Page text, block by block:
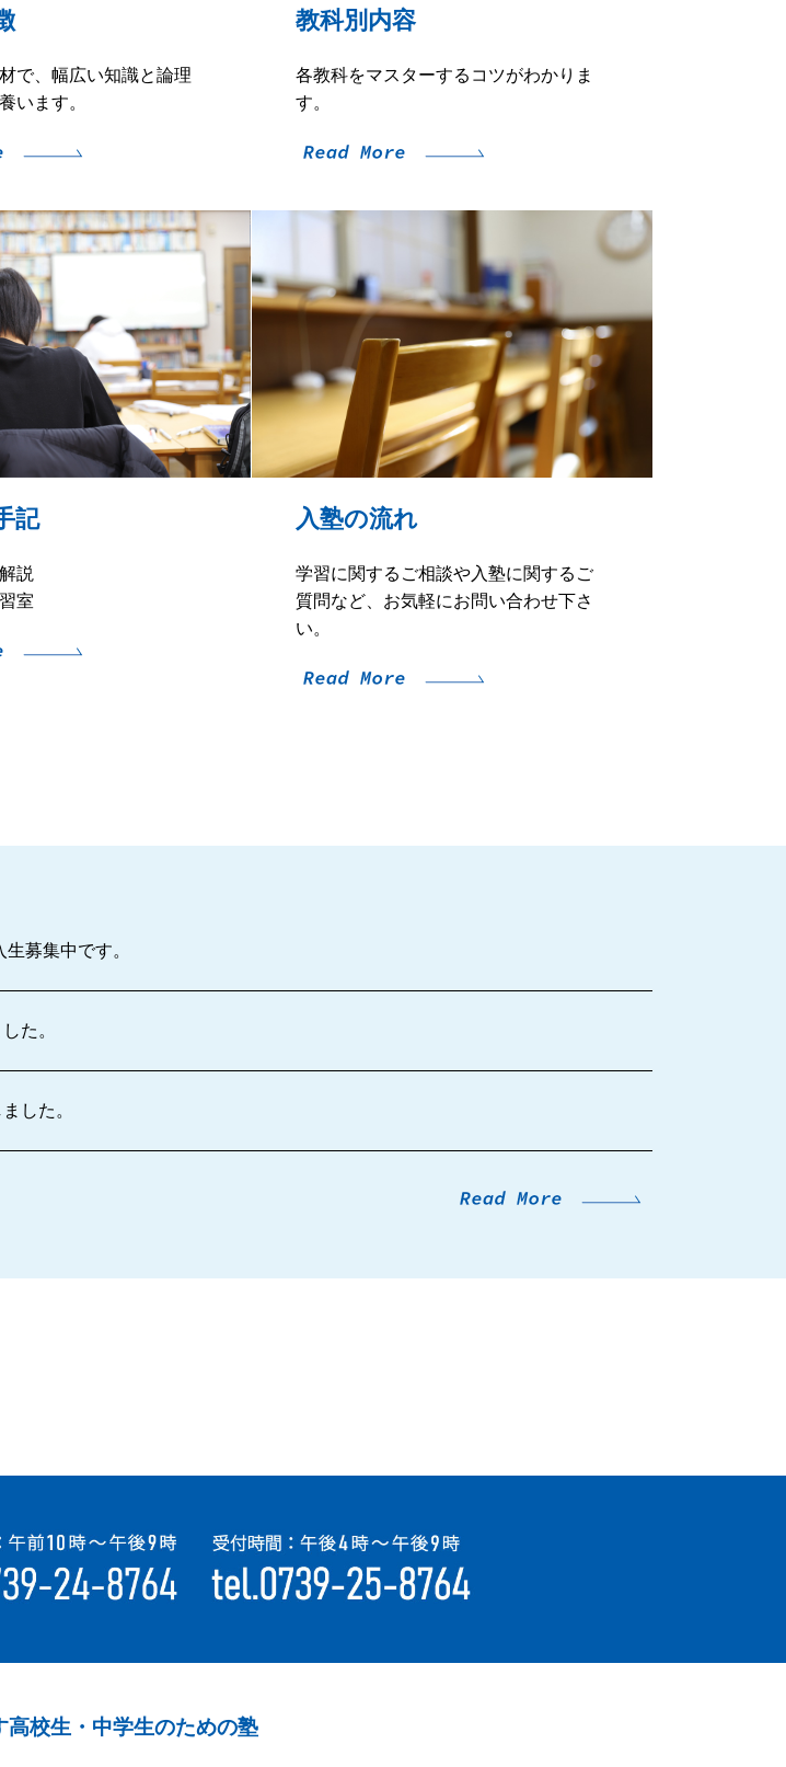
で、幅広い知識と論理
います。
教科別内容
各教科をマスターするコツがわかりま
す。
記
説
室
入塾の流れ
学習に関するご相談や入塾に関するご
質問など、お気軽にお問い合わせ下さ
い。
募集中です。
た。
した。
高校生・中学生のための塾